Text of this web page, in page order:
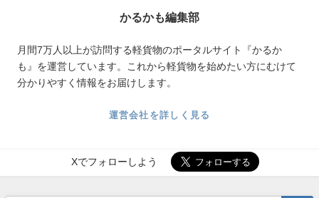
かるかも編集部
月間7万人以上が訪問する軽貨物のポータルサイト『かるか
も』を運営しています。これから軽貨物を始めたい方にむけて
分かりやすく情報をお届けします。
運営会社を詳しく見る
Xでフォローしよう